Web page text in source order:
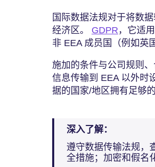
国际数据法规对于将数
经济区。 GDPR ，它适
非 EEA 成员国（例如英
施加的条件与公司规则
信息传输到 EEA 以外时
据的国家/地区拥有足够
深入了解：
遵守数据传输法规，
全措施；加密和假名